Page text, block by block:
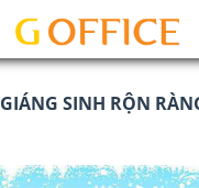
GIÁNG SINH RỘN